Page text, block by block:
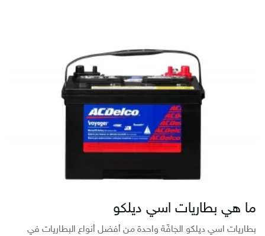
ما هي بطاريات اسي ديلكو
بطاريات اسي ديلكو الجافّة واحدة من أفضل أنواع البطاريات في